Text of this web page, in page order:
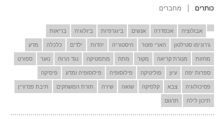
כותרים מחברים
אבולוציה אכסדרה אנשים ביוגרפיות ביולוגיה בריאות
ג'רונימו סטילטון הארי פוטר היסטוריה יהדות ילדים כלכלה מדע
מחזות מנורת קריאה מקור מתח מתמטיקה נגד הרוח נוער ספורט
ספרות יפה עיון פוליטיקה פילוסופיה פילוסופיה ומדע פיסיקה
פסיכולוגיה צבא קלסיקה שואה שירה תורת המשחקים תיבת פנדורין
תיכון לילה תרגום